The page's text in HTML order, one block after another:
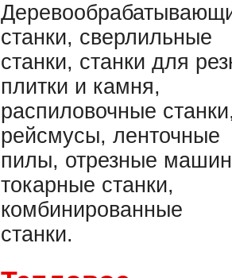
станки, сверлильные
станки, станки для
плитки и камня,
распиловочные
рейсмусы, ленточные
пилы, отрезные
токарные станки,
комбинированные
станки.